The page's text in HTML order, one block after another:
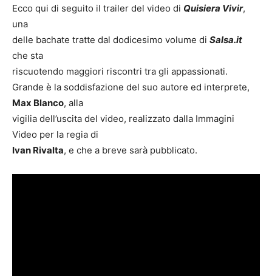
Ecco qui di seguito il trailer del video di Quisiera Vivir,
una
delle bachate tratte dal dodicesimo volume di Salsa.it
che sta
riscuotendo maggiori riscontri tra gli appassionati.
Grande è la soddisfazione del suo autore ed interprete,
Max Blanco, alla
vigilia dell’uscita del video, realizzato dalla Immagini
Video per la regia di
Ivan Rivalta, e che a breve sarà pubblicato.